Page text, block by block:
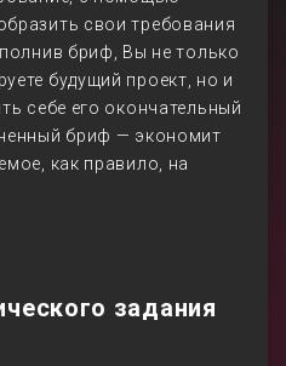
свои требования
бриф, Вы не только
будущий проект, но и
себе его окончательный
бриф — экономит
как правило, на
задания